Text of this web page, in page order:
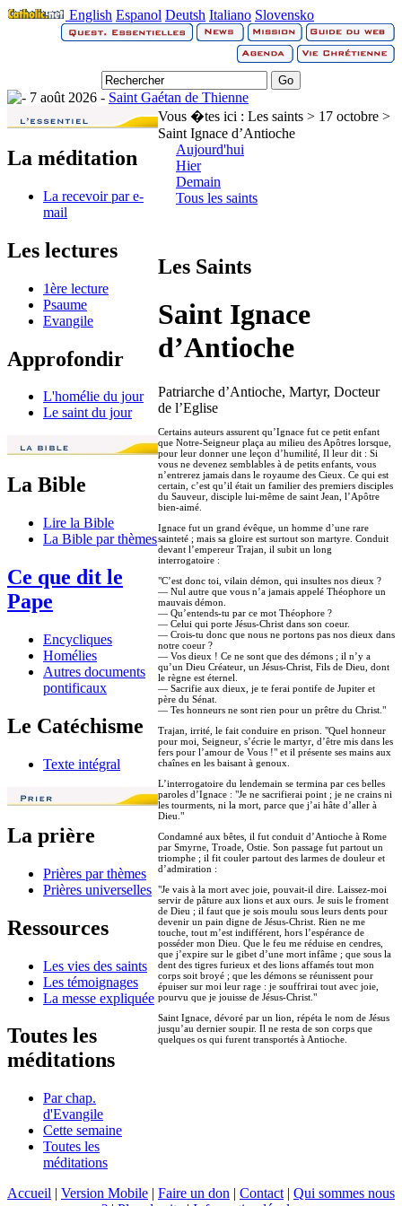
English Espanol Deutsh Italiano Slovensko
7 août 2026 - Saint Gaétan de Thienne
La méditation
La recevoir par e-
mail
Les lectures
1ère lecture
Psaume
Evangile
Approfondir
L'homélie du jour
Le saint du jour
La Bible
Lire la Bible
La Bible par thèmes
Ce que dit le
Pape
Encycliques
Homélies
Autres documents
pontificaux
Le Catéchisme
Texte intégral
La prière
Prières par thèmes
Prières universelles
Ressources
Les vies des saints
Les témoignages
La messe expliquée
Toutes les
méditations
Par chap.
d'Evangile
Cette semaine
Toutes les
méditations
Vous �tes ici : Les saints > 17 octobre >
Saint Ignace d’Antioche
Aujourd'hui
Hier
Demain
Tous les saints
Les Saints
Saint Ignace
d’Antioche
Patriarche d’Antioche, Martyr, Docteur
de l’Eglise
Certains auteurs assurent qu’Ignace fut ce petit enfant
que Notre-Seigneur plaça au milieu des Apôtres lorsque,
pour leur donner une leçon d’humilité, Il leur dit : Si
vous ne devenez semblables à de petits enfants, vous
n’entrerez jamais dans le royaume des Cieux. Ce qui est
certain, c’est qu’il était un familier des premiers disciples
du Sauveur, disciple lui-même de saint Jean, l’Apôtre
bien-aimé.
Ignace fut un grand évêque, un homme d’une rare
sainteté ; mais sa gloire est surtout son martyre. Conduit
devant l’empereur Trajan, il subit un long
interrogatoire :
"C’est donc toi, vilain démon, qui insultes nos dieux ?
— Nul autre que vous n’a jamais appelé Théophore un
mauvais démon.
— Qu’entends-tu par ce mot Théophore ?
— Celui qui porte Jésus-Christ dans son coeur.
— Crois-tu donc que nous ne portons pas nos dieux dans
notre coeur ?
— Vos dieux ! Ce ne sont que des démons ; il n’y a
qu’un Dieu Créateur, un Jésus-Christ, Fils de Dieu, dont
le règne est éternel.
— Sacrifie aux dieux, je te ferai pontife de Jupiter et
père du Sénat.
— Tes honneurs ne sont rien pour un prêtre du Christ."
Trajan, irrité, le fait conduire en prison. "Quel honneur
pour moi, Seigneur, s’écrie le martyr, d’être mis dans les
fers pour l’amour de Vous !" et il présente ses mains aux
chaînes en les baisant à genoux.
L’interrogatoire du lendemain se termina par ces belles
paroles d’Ignace : "Je ne sacrifierai point ; je ne crains ni
les tourments, ni la mort, parce que j’ai hâte d’aller à
Dieu."
Condamné aux bêtes, il fut conduit d’Antioche à Rome
par Smyrne, Troade, Ostie. Son passage fut partout un
triomphe ; il fit couler partout des larmes de douleur et
d’admiration :
"Je vais à la mort avec joie, pouvait-il dire. Laissez-moi
servir de pâture aux lions et aux ours. Je suis le froment
de Dieu ; il faut que je sois moulu sous leurs dents pour
devenir un pain digne de Jésus-Christ. Rien ne me
touche, tout m’est indifférent, hors l’espérance de
posséder mon Dieu. Que le feu me réduise en cendres,
que j’expire sur le gibet d’une mort infâme ; que sous la
dent des tigres furieux et des lions affamés tout mon
corps soit broyé ; que les démons se réunissent pour
épuiser sur moi leur rage : je souffrirai tout avec joie,
pourvu que je jouisse de Jésus-Christ."
Saint Ignace, dévoré par un lion, répéta le nom de Jésus
jusqu’au dernier soupir. Il ne resta de son corps que
quelques os qui furent transportés à Antioche.
Accueil | Version Mobile | Faire un don | Contact | Qui sommes nous